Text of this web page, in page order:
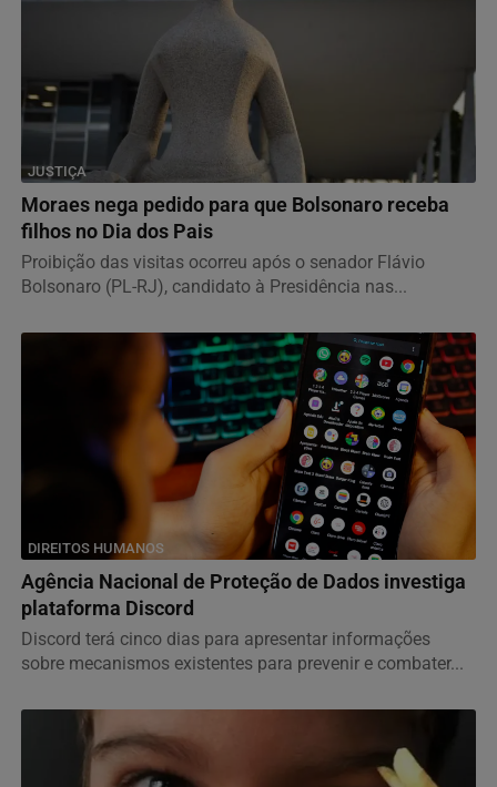
JUSTIÇA
Moraes nega pedido para que Bolsonaro receba
filhos no Dia dos Pais
Proibição das visitas ocorreu após o senador Flávio
Bolsonaro (PL-RJ), candidato à Presidência nas...
DIREITOS HUMANOS
Agência Nacional de Proteção de Dados investiga
plataforma Discord
Discord terá cinco dias para apresentar informações
sobre mecanismos existentes para prevenir e combater...